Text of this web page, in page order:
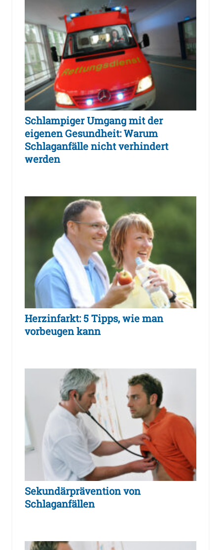
Schlampiger Umgang mit der
eigenen Gesundheit: Warum
Schlaganfälle nicht verhindert
werden
Herzinfarkt: 5 Tipps, wie man
vorbeugen kann
Sekundärprävention von
Schlaganfällen